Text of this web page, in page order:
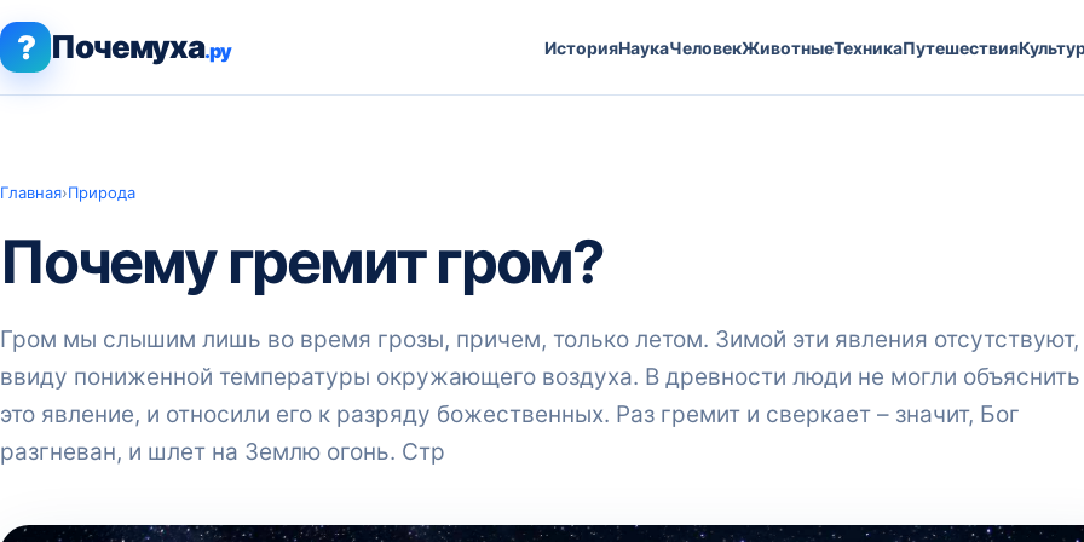
? Почемуха.ру ИсторияНаукаЧеловекЖивотныеТехникаПутешествия
Главная›Природа
Почему гремит гром?
Гром мы слышим лишь во время грозы, причем, только летом. Зимой эти явления отсутствуют,
ввиду пониженной температуры окружающего воздуха. В древности люди не могли объяснить
это явление, и относили его к разряду божественных. Раз гремит и сверкает – значит, Бог
разгневан, и шлет на Землю огонь. Стр